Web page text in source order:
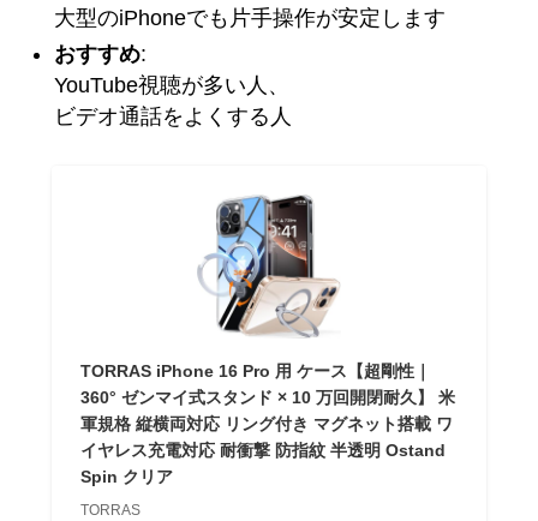
大型のiPhoneでも片手操作が安定します
おすすめ:
YouTube視聴が多い人、
ビデオ通話をよくする人
TORRAS iPhone 16 Pro 用 ケース【超剛性｜
360° ゼンマイ式スタンド × 10 万回開閉耐久】 米
軍規格 縦横両対応 リング付き マグネット搭載 ワ
イヤレス充電対応 耐衝撃 防指紋 半透明 Ostand
Spin クリア
TORRAS